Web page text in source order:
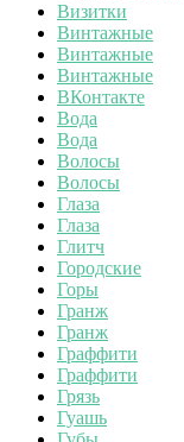
Визитки
Винтажные
Винтажные
Винтажные
ВКонтакте
Вода
Вода
Волосы
Волосы
Глаза
Глаза
Глитч
Городские
Горы
Гранж
Гранж
Граффити
Граффити
Грязь
Гуашь